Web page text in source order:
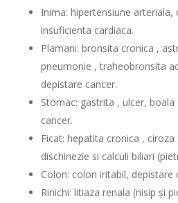
Inima: hipertensiune arteriala,
insuficienta cardiaca.
Plamani: bronsita cronica ,
pneumonie , traheobronsita
depistare cancer.
Stomac: gastrita , ulcer,
cancer.
Ficat: hepatita cronica ,
dischinezie si calculi biliari
Colon: colon iritabil, depistare
Rinichi: litiaza renala (nisip și